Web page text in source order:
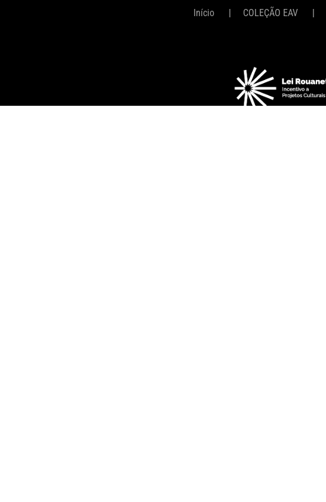
Início COLEÇÃO EAV